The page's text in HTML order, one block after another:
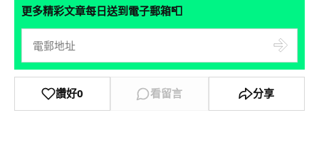
更多精彩文章每日送到電子郵箱📮
讚好0 看留言 分享